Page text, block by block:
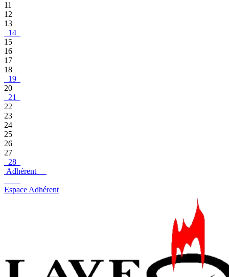
11
12
13
14
15
16
17
18
19
20
21
22
23
24
25
26
27
28
Adhérent
Espace Adhérent